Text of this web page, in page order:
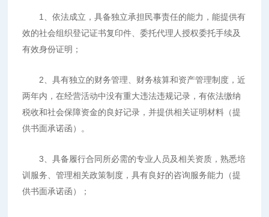
1、依法成立，具备独立承担民事责任的能力，能提供有
效的社会组织登记证书复印件、委托代理人授权委托手续及
有效身份证明；
2、具有独立的财务管理、财务核算和资产管理制度，近
两年内，在经营活动中没有重大违法违规记录，有依法缴纳
税收和社会保障资金的良好记录，并提供相关证明材料（提
供书面承诺函）。
3、具备履行合同所必需的专业人员及相关资质，熟悉培
训服务、管理相关政策制度，具有良好的咨询服务能力（提
供书面承诺函）；